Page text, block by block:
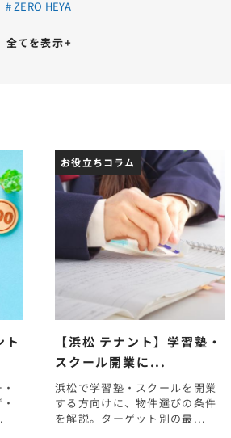
ZERO HEYA
全てを表示+
ト
お役立ちコラム
【浜松 テナント】学習塾・
スクール開業に...
浜松で学習塾・スクールを開業
する方向けに、物件選びの条件
を解説。ターゲット別の最...